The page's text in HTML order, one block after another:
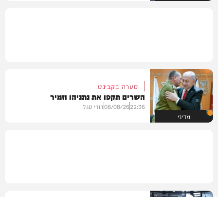
מדיני
סערה בקבינט
השרים תקפו את נתניהו וזמיר
22:36
08/08/26דודי סגל